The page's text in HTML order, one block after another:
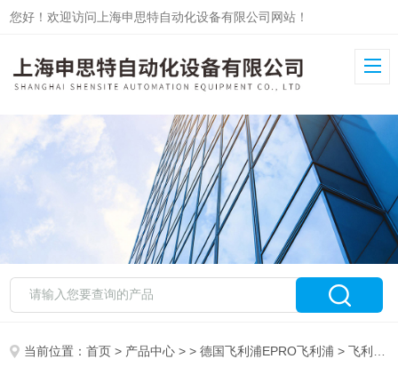
您好！欢迎访问上海申思特自动化设备有限公司网站！
当前位置：首页 > 产品中心 > >德国飞利浦EPRO飞利浦 > 飞利浦EPRO变送器MMS3110/022-000